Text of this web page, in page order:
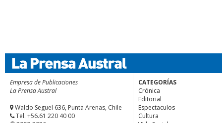
Empresa de Publicaciones
La Prensa Austral
Waldo Seguel 636, Punta Arenas, Chile
Tel. +56.61 220 40 00
CATEGORÍAS
Crónica
Editorial
Espectaculos
Cultura